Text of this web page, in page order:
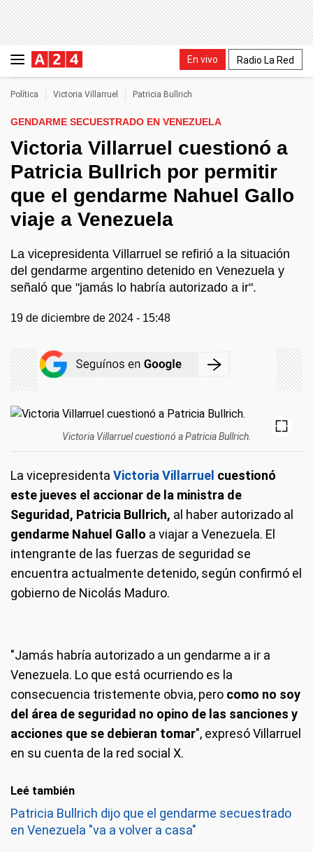
En vivo Radio La Red
Política Victoria Villarruel Patricia Bullrich
GENDARME SECUESTRADO EN VENEZUELA
Victoria Villarruel cuestionó a
Patricia Bullrich por permitir
que el gendarme Nahuel Gallo
viaje a Venezuela
La vicepresidenta Villarruel se refirió a la situación
del gendarme argentino detenido en Venezuela y
señaló que "jamás lo habría autorizado a ir".
19 de diciembre de 2024 - 15:48
Victoria Villarruel cuestionó a Patricia Bullrich.
La vicepresidenta Victoria Villarruel cuestionó
este jueves el accionar de la ministra de
Seguridad, Patricia Bullrich, al haber autorizado al
gendarme Nahuel Gallo a viajar a Venezuela. El
intengrante de las fuerzas de seguridad se
encuentra actualmente detenido, según confirmó el
gobierno de Nicolás Maduro.
"Jamás habría autorizado a un gendarme a ir a
Venezuela. Lo que está ocurriendo es la
consecuencia tristemente obvia, pero como no soy
del área de seguridad no opino de las sanciones y
acciones que se debieran tomar", expresó Villarruel
en su cuenta de la red social X.
Leé también
Patricia Bullrich dijo que el gendarme secuestrado
en Venezuela "va a volver a casa"